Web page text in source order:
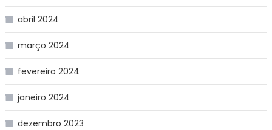
abril 2024
março 2024
fevereiro 2024
janeiro 2024
dezembro 2023